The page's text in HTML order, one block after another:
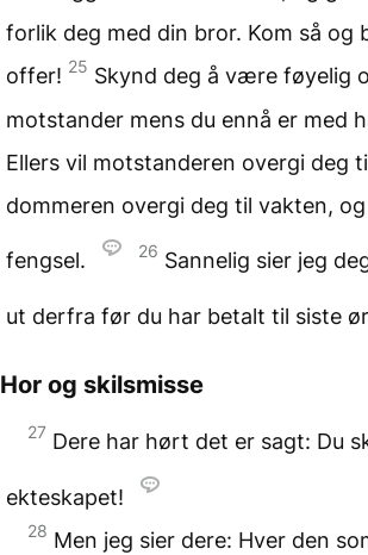
forlik deg med din bror. Kom så
offer! 25 Skynd deg å være føyelig
motstander mens du ennå er med
Ellers vil motstanderen overgi deg
dommeren overgi deg til vakten,
fengsel. 26 Sannelig sier jeg
ut derfra før du har betalt til siste
Hor og skilsmisse
27 Dere har hørt det er sagt: Du
ekteskapet!
28 Men jeg sier dere: Hver den